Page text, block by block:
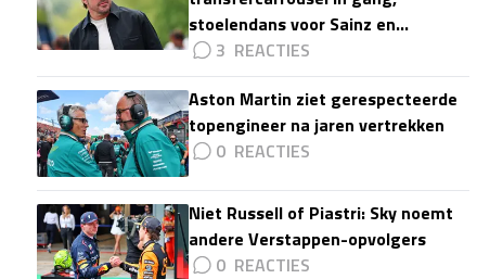
stoelendans voor Sainz en
Colapinto'
3
Aston Martin ziet gerespecteerde
topengineer na jaren vertrekken
0
Niet Russell of Piastri: Sky noemt
andere Verstappen-opvolgers
0